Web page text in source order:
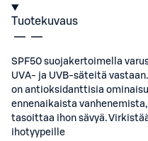
Tuotekuvaus
SPF50 suojakertoimella
UVA- ja UVB-säteitä
on antioksidanttisia
ennenaikaista
tasoittaa ihon sävyä.
ihotyypeille